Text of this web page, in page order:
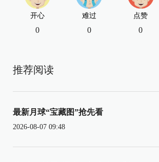
开心
0
难过
0
点赞
0
推荐阅读
最新月球“宝藏图”抢先看
2026-08-07 09:48